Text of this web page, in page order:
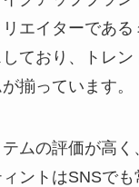
エイターであ
ており、トレン
揃っています。
ムの評価が高く
ントはSNSで